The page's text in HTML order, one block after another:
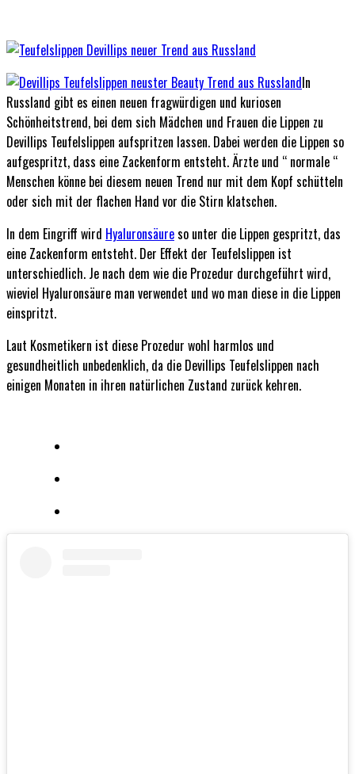
In
Russland gibt es einen neuen fragwürdigen und kuriosen
Schönheitstrend, bei dem sich Mädchen und Frauen die Lippen zu
Devillips Teufelslippen aufspritzen lassen. Dabei werden die Lippen so
aufgespritzt, dass eine Zackenform entsteht. Ärzte und “ normale “
Menschen könne bei diesem neuen Trend nur mit dem Kopf schütteln
oder sich mit der flachen Hand vor die Stirn klatschen.
In dem Eingriff wird Hyaluronsäureso unter die Lippen gespritzt, das
eine Zackenform entsteht. Der Effekt der Teufelslippen ist
unterschiedlich. Je nach dem wie die Prozedur durchgeführt wird,
wieviel Hyaluronsäure man verwendet und wo man diese in die Lippen
einspritzt.
Laut Kosmetikern ist diese Prozedur wohl harmlos und
gesundheitlich unbedenklich, da die Devillips Teufelslippen nach
einigen Monaten in ihren natürlichen Zustand zurück kehren.